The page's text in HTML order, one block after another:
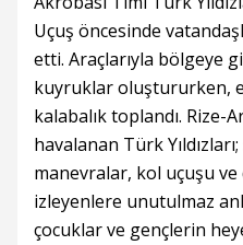
Uçuş öncesinde
etti. Araçlarıyla bölgeye
kuyruklar oluştururken,
kalabalık toplandı. Rize-
havalanan Türk
manevralar, kol uçuşu
izleyenlere unutulmaz
çocuklar ve gençlerin